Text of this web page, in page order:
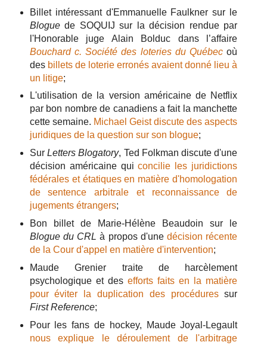
Billet intéressant d'Emmanuelle Faulkner sur le
Bloguede SOQUIJ sur la décision rendue par
l'Honorable juge Alain Bolduc dans l’affaire
Bouchard c. Société des loteries du Québec où
des billets de loterie erronés avaient donné lieu à
un litige;
L'utilisation de la version américaine de Netflix
par bon nombre de canadiens a fait la manchette
cette semaine. Michael Geist discute des aspects
juridiques de la question sur son blogue;
Sur Letters Blogatory, Ted Folkman discute d'une
décision américaine quiconcilie les juridictions
fédérales et étatiques en matière d'homologation
de sentence arbitrale et reconnaissance de
jugements étrangers;
Bon billet de Marie-Hélène Beaudoin sur le
Blogue du CRL à propos d'unedécision récente
de la Cour d'appel en matière d'intervention;
Maude Grenier traite de harcèlement
psychologique et des efforts faits en la matière
pour éviter la duplication des procéduressur
First Reference;
Pour les fans de hockey, Maude Joyal-Legault
nous explique le déroulement de l'arbitrage